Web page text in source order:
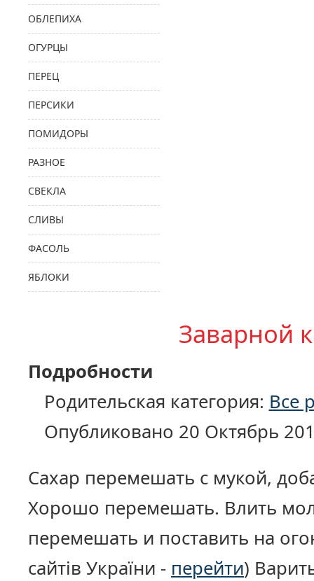
ОБЛЕПИХА
ОГУРЦЫ
ПЕРЕЦ
ПЕРСИКИ
ПОМИДОРЫ
РАЗНОЕ
СВЕКЛА
СЛИВЫ
ФАСОЛЬ
ЯБЛОКИ
Заварной
Подробности
Родительская категория: Все
Опубликовано 20 Октябрь
Сахар перемешать с мукой,
Хорошо перемешать. Влить
перемешать и поставить на
сайтів України - перейти)